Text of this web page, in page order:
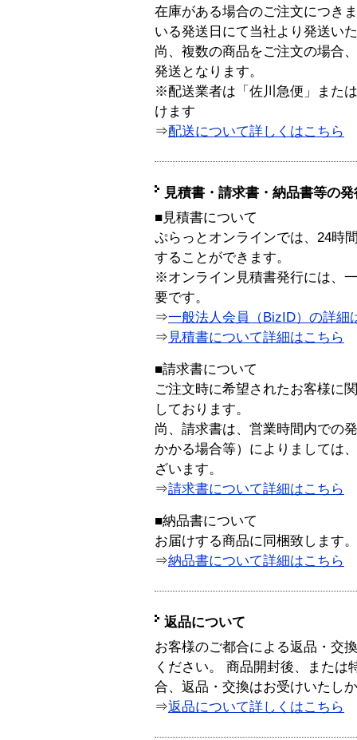
在庫がある場合のご注文につき
いる発送日にて当社より発送い
尚、複数の商品をご注文の場合
発送となります。
※配送業者は「佐川急便」また
けます
⇒配送について詳しくはこちら
見積書・請求書・納品書等の
■見積書について
ぷらっとオンラインでは、24時
することができます。
※オンライン見積書発行には、
要です。
⇒一般法人会員（BizID）の詳細
⇒ 見積書について詳細はこちら
■請求書について
ご注文時に希望されたお客様に
しております。
尚、請求書は、営業時間内での
かかる場合等）によりましては
ざいます。
⇒請求書について詳細はこちら
■納品書について
お届けする商品に同梱致します。
⇒納品書について詳細はこちら
返品について
お客様のご都合による返品・交
ください。 商品開封後、または
合、返品・交換はお受けいたし
⇒返品について詳しくはこちら